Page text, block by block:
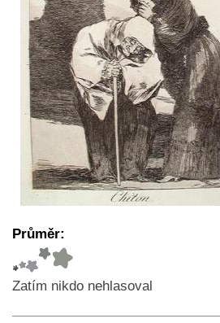
Průměr:
Zatím nikdo nehlasoval